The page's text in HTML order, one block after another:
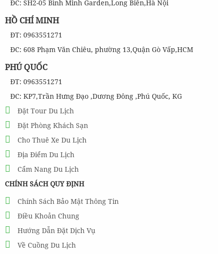
ĐC: SH2-05 Bình Minh Garden,Long Biên,Hà Nội
HỒ CHÍ MINH
ĐT: 0963551271
ĐC: 608 Phạm Văn Chiêu, phường 13,Quận Gò Vấp,HCM
PHÚ QUỐC
ĐT: 0963551271
ĐC: KP7,Trần Hưng Đạo ,Dương Đông ,Phú Quốc, KG
Đặt Tour Du Lịch
Đặt Phòng Khách Sạn
Cho Thuê Xe Du Lịch
Địa Điểm Du Lịch
Cẩm Nang Du Lịch
CHÍNH SÁCH QUY ĐỊNH
Chính Sách Bảo Mật Thông Tin
Điều Khoản Chung
Hướng Dẫn Đặt Dịch Vụ
Về Cuồng Du Lịch